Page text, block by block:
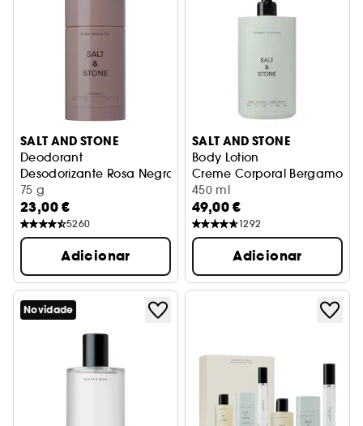
SALT AND STONE
Deodorant
Desodorizante Rosa Negra e Oud
75 g
23,00 €
5260
Adicionar
SALT AND STONE
Body Lotion
Creme Corporal Bergamota
450 ml
49,00 €
1292
Adicionar
Novidade